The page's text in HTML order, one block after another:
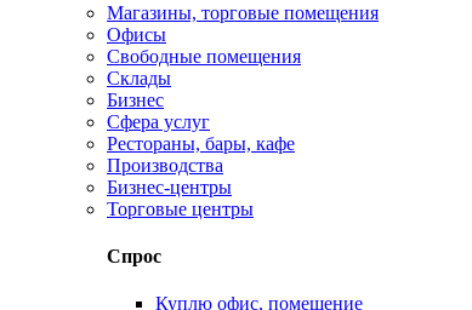
Магазины, торговые помещения
Офисы
Свободные помещения
Склады
Бизнес
Сфера услуг
Рестораны, бары, кафе
Производства
Бизнес-центры
Торговые центры
Спрос
Куплю офис, помещение